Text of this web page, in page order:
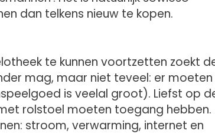
dan telkens nieuw te kopen.
te kunnen voortzetten zoekt
mag, maar niet teveel: er moeten
is veelal groot). Liefst op
rolstoel moeten toegang hebben.
stroom, verwarming, internet en